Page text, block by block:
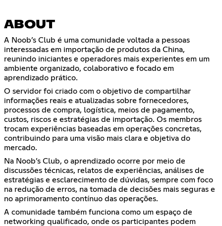
ABOUT
A Noob’s Club é uma comunidade voltada a pessoas
interessadas em importação de produtos da China,
reunindo iniciantes e operadores mais experientes em um
ambiente organizado, colaborativo e focado em
aprendizado prático.
O servidor foi criado com o objetivo de compartilhar
informações reais e atualizadas sobre fornecedores,
processos de compra, logística, meios de pagamento,
custos, riscos e estratégias de importação. Os membros
trocam experiências baseadas em operações concretas,
contribuindo para uma visão mais clara e objetiva do
mercado.
Na Noob’s Club, o aprendizado ocorre por meio de
discussões técnicas, relatos de experiências, análises de
estratégias e esclarecimento de dúvidas, sempre com foco
na redução de erros, na tomada de decisões mais seguras e
no aprimoramento contínuo das operações.
A comunidade também funciona como um espaço de
networking qualificado, onde os participantes podem